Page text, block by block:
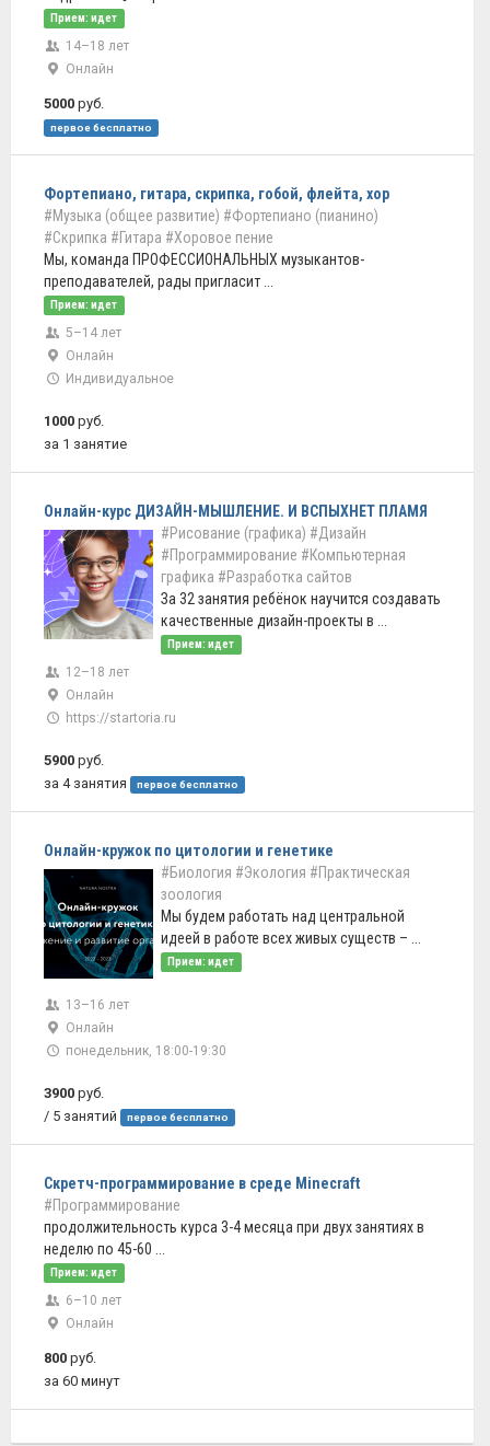
Прием: идет
14–18 лет
Онлайн
5000 руб.
первое бесплатно
Фортепиано, гитара, скрипка, гобой, флейта, хор
#Музыка (общее развитие) #Фортепиано (пианино)
#Скрипка #Гитара #Хоровое пение
Мы, команда ПРОФЕССИОНАЛЬНЫХ музыкантов-
преподавателей, рады пригласит ...
Прием: идет
5–14 лет
Онлайн
Индивидуальное
1000 руб.
за 1 занятие
Онлайн-курс ДИЗАЙН-МЫШЛЕНИЕ. И ВСПЫХНЕТ ПЛАМЯ
#Рисование (графика) #Дизайн
#Программирование #Компьютерная
графика #Разработка сайтов
За 32 занятия ребёнок научится создавать
качественные дизайн-проекты в ...
Прием: идет
12–18 лет
Онлайн
https://startoria.ru
5900 руб.
за 4 занятия
первое бесплатно
Онлайн-кружок по цитологии и генетике
#Биология #Экология #Практическая
зоология
Мы будем работать над центральной
идеей в работе всех живых существ – ...
Прием: идет
13–16 лет
Онлайн
понедельник, 18:00-19:30
3900 руб.
/ 5 занятий
первое бесплатно
Скретч-программирование в среде Minecraft
#Программирование
продолжительность курса 3-4 месяца при двух занятиях в
неделю по 45-60 ...
Прием: идет
6–10 лет
Онлайн
800 руб.
за 60 минут